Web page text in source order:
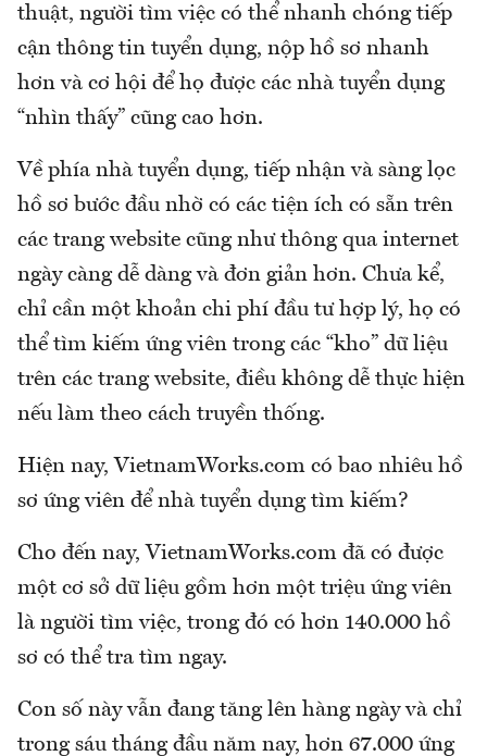
thuật, người tìm việc có thể nhanh chóng tiếp
cận thông tin tuyển dụng, nộp hồ sơ nhanh
hơn và cơ hội để họ được các nhà tuyển dụng
“nhìn thấy” cũng cao hơn.
Về phía nhà tuyển dụng, tiếp nhận và sàng lọc
hồ sơ bước đầu nhờ có các tiện ích có sẵn trên
các trang website cũng như thông qua internet
ngày càng dễ dàng và đơn giản hơn. Chưa kể,
chỉ cần một khoản chi phí đầu tư hợp lý, họ có
thể tìm kiếm ứng viên trong các “kho” dữ liệu
trên các trang website, điều không dễ thực hiện
nếu làm theo cách truyền thống.
Hiện nay, VietnamWorks.com có bao nhiêu hồ
sơ ứng viên để nhà tuyển dụng tìm kiếm?
Cho đến nay, VietnamWorks.com đã có được
một cơ sở dữ liệu gồm hơn một triệu ứng viên
là người tìm việc, trong đó có hơn 140.000 hồ
sơ có thể tra tìm ngay.
Con số này vẫn đang tăng lên hàng ngày và chỉ
trong sáu tháng đầu năm nay, hơn 67.000 ứng